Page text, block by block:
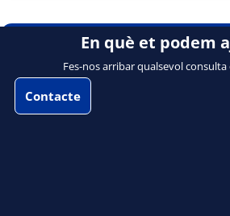
En què et podem
Fes-nos arribar qualsevol
Contacte